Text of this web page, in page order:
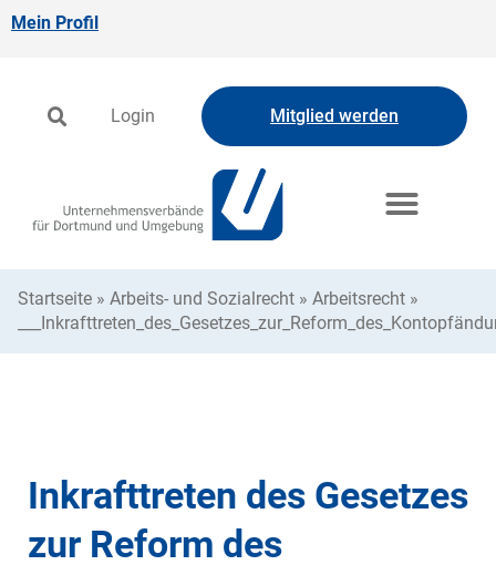
Mein Profil
Login Mitglied werden
Startseite » Arbeits- und Sozialrecht » Arbeitsrecht »
Inkrafttreten des Gesetzes
zur Reform des